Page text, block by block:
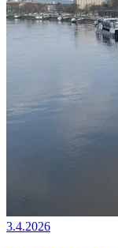
3.4.2026